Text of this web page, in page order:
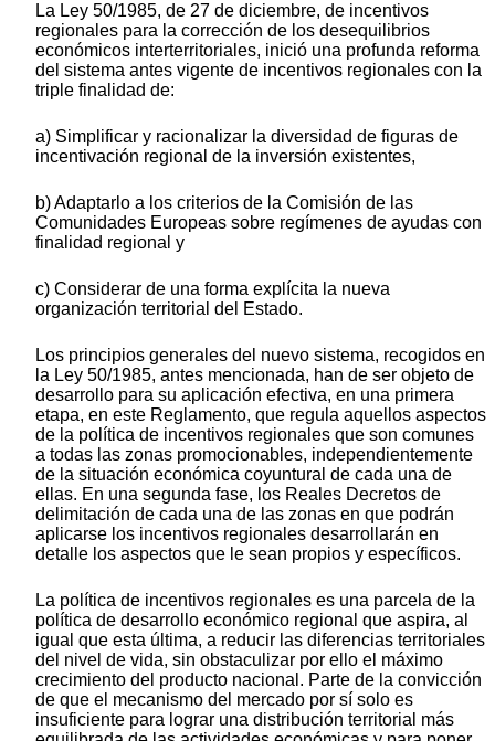
La Ley 50/1985, de 27 de diciembre, de incentivos
regionales para la corrección de los desequilibrios
económicos interterritoriales, inició una profunda reforma
del sistema antes vigente de incentivos regionales con la
triple finalidad de:
a) Simplificar y racionalizar la diversidad de figuras de
incentivación regional de la inversión existentes,
b) Adaptarlo a los criterios de la Comisión de las
Comunidades Europeas sobre regímenes de ayudas con
finalidad regional y
c) Considerar de una forma explícita la nueva
organización territorial del Estado.
Los principios generales del nuevo sistema, recogidos en
la Ley 50/1985, antes mencionada, han de ser objeto de
desarrollo para su aplicación efectiva, en una primera
etapa, en este Reglamento, que regula aquellos aspectos
de la política de incentivos regionales que son comunes
a todas las zonas promocionables, independientemente
de la situación económica coyuntural de cada una de
ellas. En una segunda fase, los Reales Decretos de
delimitación de cada una de las zonas en que podrán
aplicarse los incentivos regionales desarrollarán en
detalle los aspectos que le sean propios y específicos.
La política de incentivos regionales es una parcela de la
política de desarrollo económico regional que aspira, al
igual que esta última, a reducir las diferencias territoriales
del nivel de vida, sin obstaculizar por ello el máximo
crecimiento del producto nacional. Parte de la convicción
de que el mecanismo del mercado por sí solo es
insuficiente para lograr una distribución territorial más